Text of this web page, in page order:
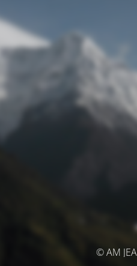
© AM